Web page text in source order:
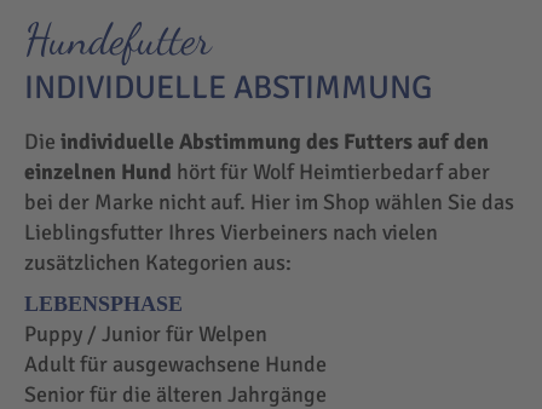
Hundefutter
INDIVIDUELLE ABSTIMMUNG
Die individuelle Abstimmung des Futters auf den
einzelnen Hund hört für Wolf Heimtierbedarf aber
bei der Marke nicht auf. Hier im Shop wählen Sie das
Lieblingsfutter Ihres Vierbeiners nach vielen
zusätzlichen Kategorien aus:
LEBENSPHASE
Puppy / Junior für Welpen
Adult für ausgewachsene Hunde
Senior für die älteren Jahrgänge